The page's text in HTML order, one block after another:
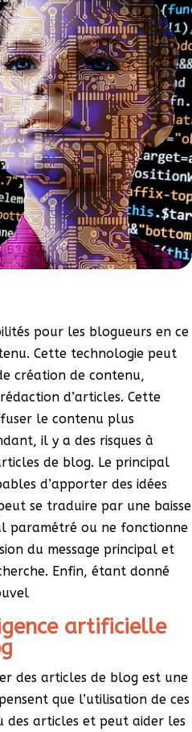
pour les blogueurs en ce
Cette technologie peut
création de contenu,
d’articles. Cette
le contenu plus
il y a des risques à
de blog. Le principal
d’apporter des idées
se traduire par une baisse
paramétré ou ne fonctionne
du message principal et
Enfin, étant donné
artificielle
des articles de blog est une
que l’utilisation de ces
articles et peut aider les